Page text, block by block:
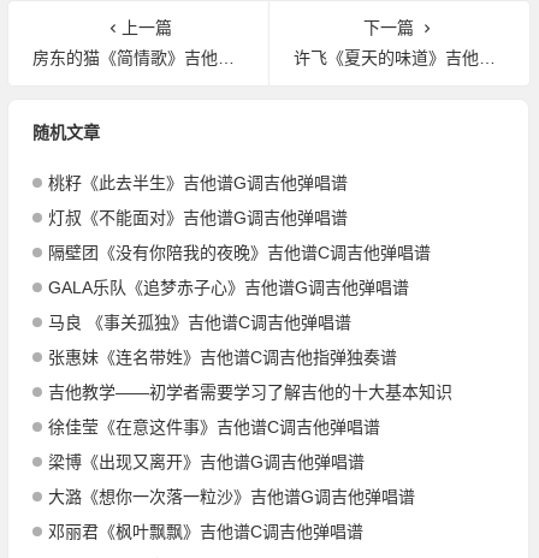
上一篇
房东的猫《简情歌》吉他谱C调吉他弹唱谱
下一篇
许飞《夏天的味道》吉他谱G调吉他弹唱谱
随机文章
桃籽《此去半生》吉他谱G调吉他弹唱谱
灯叔《不能面对》吉他谱G调吉他弹唱谱
隔壁团《没有你陪我的夜晚》吉他谱C调吉他弹唱谱
GALA乐队《追梦赤子心》吉他谱G调吉他弹唱谱
马良 《事关孤独》吉他谱C调吉他弹唱谱
张惠妹《连名带姓》吉他谱C调吉他指弹独奏谱
吉他教学——初学者需要学习了解吉他的十大基本知识
徐佳莹《在意这件事》吉他谱C调吉他弹唱谱
梁博《出现又离开》吉他谱G调吉他弹唱谱
大潞《想你一次落一粒沙》吉他谱G调吉他弹唱谱
邓丽君《枫叶飘飘》吉他谱C调吉他弹唱谱